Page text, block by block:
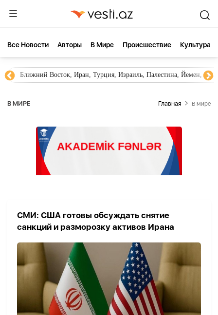
Все Новости Aвторы В Мире Происшествие Культура
Ближний Восток, Иран, Турция, Израиль, Палестина, Йемен,
В МИРЕ Главная В мире
СМИ: США готовы обсуждать снятие
санкций и разморозку активов Ирана